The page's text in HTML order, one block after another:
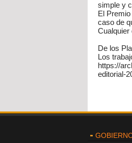
simple y
El
caso de
De los
Los
https://
editorial-